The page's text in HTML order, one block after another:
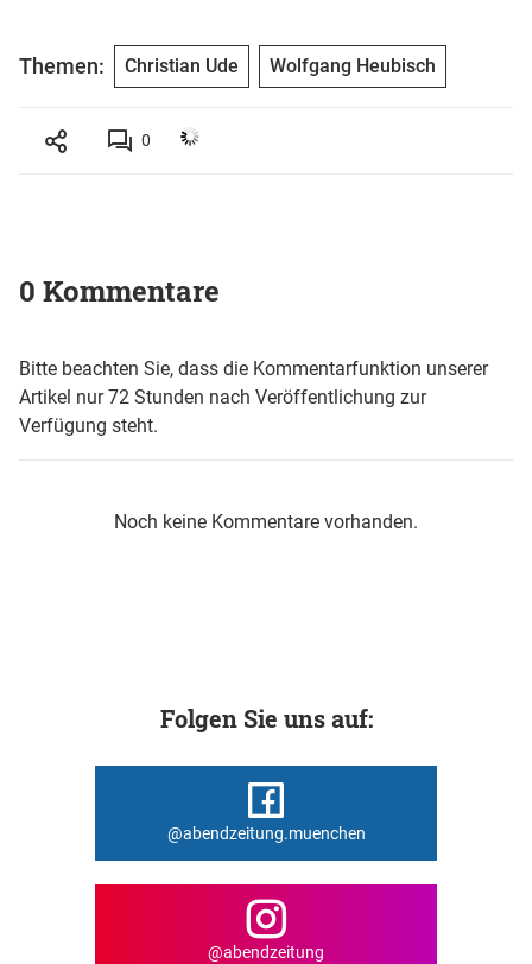
Themen: Christian Ude Wolfgang Heubisch
0
0 Kommentare
Bitte beachten Sie, dass die Kommentarfunktion unserer
Artikel nur 72 Stunden nach Veröffentlichung zur
Verfügung steht.
Noch keine Kommentare vorhanden.
Folgen Sie uns auf:
@abendzeitung.muenchen
@abendzeitung